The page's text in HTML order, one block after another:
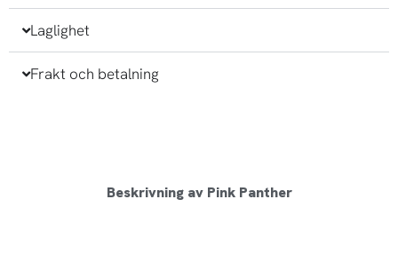
Laglighet
Frakt och betalning
Beskrivning av Pink Panther